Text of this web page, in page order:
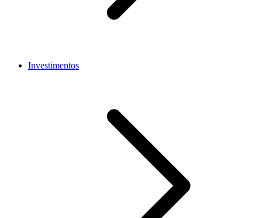
Investimentos